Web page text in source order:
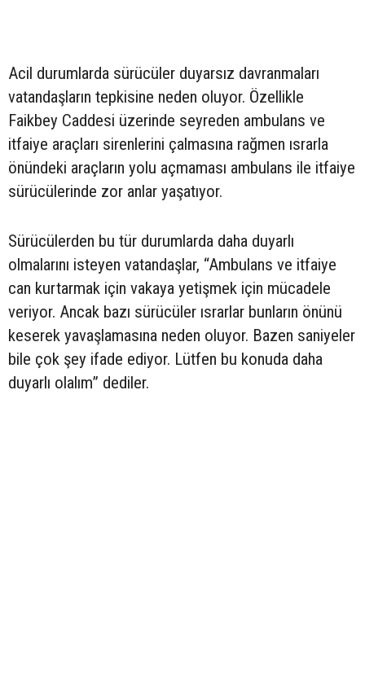
Acil durumlarda sürücüler duyarsız davranmaları
vatandaşların tepkisine neden oluyor. Özellikle
Faikbey Caddesi üzerinde seyreden ambulans ve
itfaiye araçları sirenlerini çalmasına rağmen ısrarla
önündeki araçların yolu açmaması ambulans ile itfaiye
sürücülerinde zor anlar yaşatıyor.
Sürücülerden bu tür durumlarda daha duyarlı
olmalarını isteyen vatandaşlar, “Ambulans ve itfaiye
can kurtarmak için vakaya yetişmek için mücadele
veriyor. Ancak bazı sürücüler ısrarlar bunların önünü
keserek yavaşlamasına neden oluyor. Bazen saniyeler
bile çok şey ifade ediyor. Lütfen bu konuda daha
duyarlı olalım” dediler.